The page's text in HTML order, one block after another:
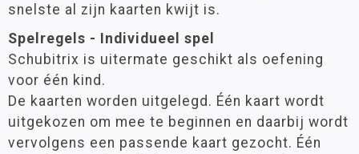
snelste al zijn kaarten kwijt is.
Spelregels - Individueel spel
Schubitrix is uitermate geschikt als oefening
voor één kind.
De kaarten worden uitgelegd. Één kaart wordt
uitgekozen om mee te beginnen en daarbij wordt
vervolgens een passende kaart gezocht. Één